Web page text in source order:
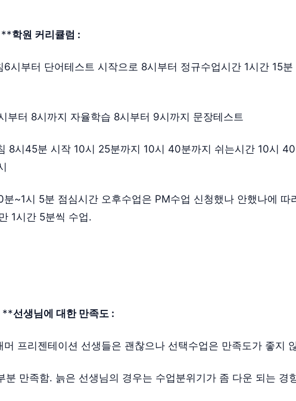
학원 커리큘럼 :
6시부터 단어테스트 시작으로 8시부터 정규수업시간 1시간 15
부터 8시까지 자율학습 8시부터 9시까지 문장테스트
8시45분 시작 10시 25분까지 10시 40분까지 쉬는시간 10시
분~1시 5분 점심시간 오후수업은 PM수업 신청했나 안했나에 따
1시간 5분씩 수업.
선생님에 대한 만족도 :
머 프리젠테이션 선생들은 괜찮으나 선택수업은 만족도가 좋지
분 만족함. 늙은 선생님의 경우는 수업분위기가 좀 다운 되는 경